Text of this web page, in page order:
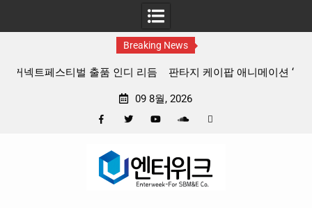
Breaking News
판타지 케이팝 애니메이션 ‘고스트밴드’ 8월 26일(수) 개봉
09 8월, 2026
Google